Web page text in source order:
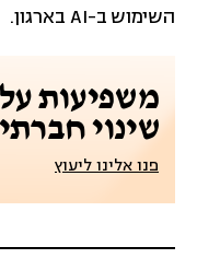
השימוש ב-AI בארגון.
משפיעות
שינוי
פנו אלינו ליעוץ